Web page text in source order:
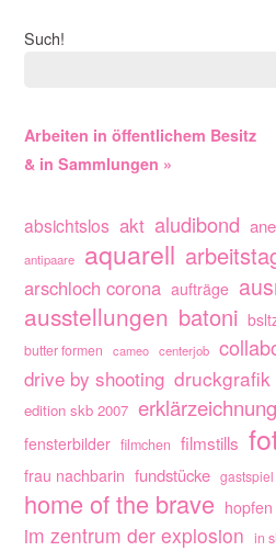
Such!
Arbeiten in öffentlichem Besitz
& in Sammlungen »
absichtslos akt aludibond
antipaare aquarell
arschloch corona aufträge
ausstellungen batoni
butter formen cameo centerjob
drive by shooting druckgrafik
edition skb 2007 erklärzeichnung
fensterbilder filmchen filmstills
frau nachbarin fundstücke gastspiel
home of the brave hopfen
im zentrum der explosion in